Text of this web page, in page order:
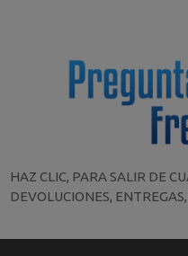
HAZ CLIC, PARA SALIR DE
DEVOLUCIONES,